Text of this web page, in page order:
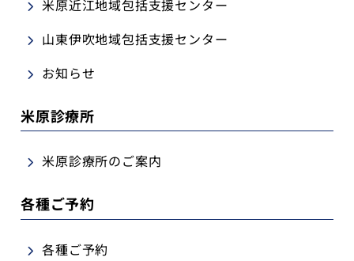
米原近江地域包括支援センター
山東伊吹地域包括支援センター
お知らせ
米原診療所
米原診療所のご案内
各種ご予約
各種ご予約